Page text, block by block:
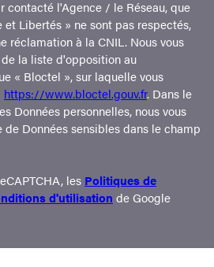
contacté l'Agence / le Réseau, que
Libertés » ne sont pas respectés,
réclamation à la CNIL. Nous vous
de la liste d'opposition au
« Bloctel », sur laquelle vous
https://www.bloctel.gouv.fr. Dans le
Données personnelles, nous vous
Données sensibles dans le champ
les Politiques de
d'utilisation de Google